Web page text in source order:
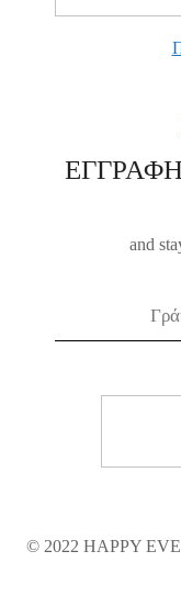
ΕΓΓΡΑΦΗ
and
© 2022 HAPPY